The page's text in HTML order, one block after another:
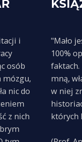
i
osób
mózgu,
nic do
z nich
"Mało
100%
faktach.
mną,
w niej
których